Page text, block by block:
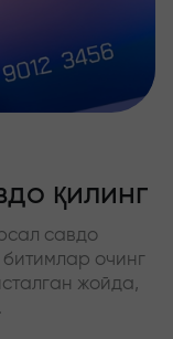
қилинг
савдо
очинг
жойда,